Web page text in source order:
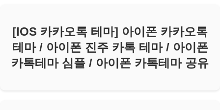
[IOS 카카오톡 테마] 아이폰 카카오톡
테마 / 아이폰 진주 카톡 테마 / 아이폰
카톡테마 심플 / 아이폰 카톡테마 공유